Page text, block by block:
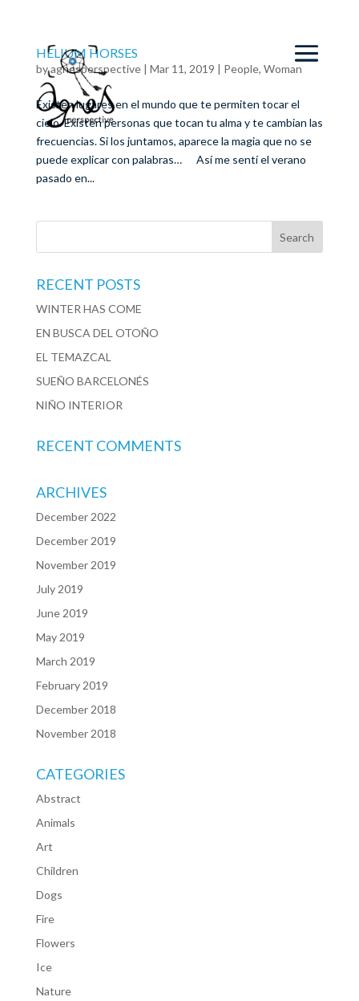
HELIUM HORSES
byagnesperspective| Mar 11, 2019 | People, Woman
Existen lugares en el mundo que te permiten tocar el
cielo. Existen personas que tocan tu alma y te cambian las
frecuencias. Si los juntamos, aparece la magia que no se
puede explicar con palabras… Así me sentí el verano
pasado en...
RECENT POSTS
WINTER HAS COME
EN BUSCA DEL OTOÑO
EL TEMAZCAL
SUEÑO BARCELONÉS
NIÑO INTERIOR
RECENT COMMENTS
ARCHIVES
December 2022
December 2019
November 2019
July 2019
June 2019
May 2019
March 2019
February 2019
December 2018
November 2018
CATEGORIES
Abstract
Animals
Art
Children
Dogs
Fire
Flowers
Ice
Nature